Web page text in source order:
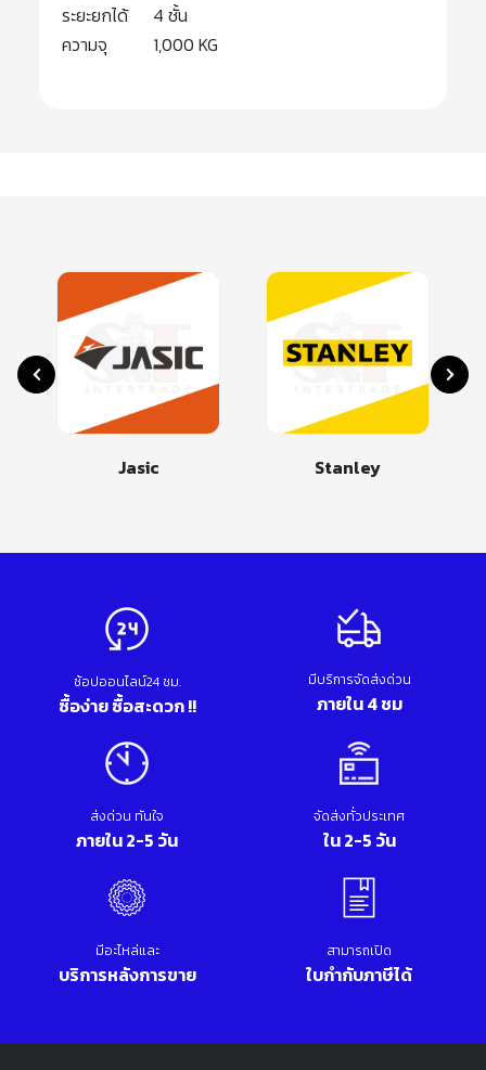
ระยะยกได้
4 ชั้น
ความจุ
1,000 KG
Jasic Stanley
ช้อปออนไลน์24 ชม.
ซื้อง่าย ซื้อสะดวก !!
มีบริการจัดส่งด่วน
ภายใน 4 ชม
ส่งด่วน ทันใจ
ภายใน 2-5 วัน
จัดส่งทั่วประเทศ
ใน 2-5 วัน
มีอะไหล่และ
บริการหลังการขาย
สามารถเปิด
ใบกำกับภาษีได้